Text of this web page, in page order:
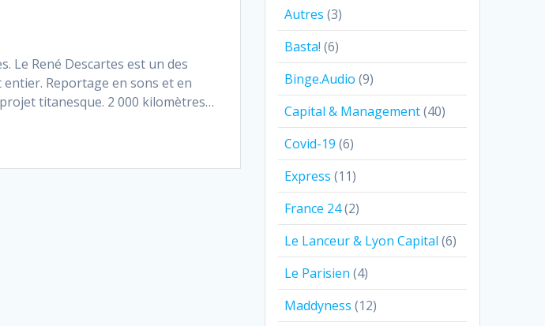
Le René Descartes est un des
Reportage en sons et en
titanesque. 2 000 kilomètres…
Autres (3)
Basta! (6)
Binge.Audio (9)
Capital & Management(40)
Covid-19 (6)
Express (11)
France 24(2)
Le Lanceur & Lyon Capital (6)
Le Parisien (4)
Maddyness (12)